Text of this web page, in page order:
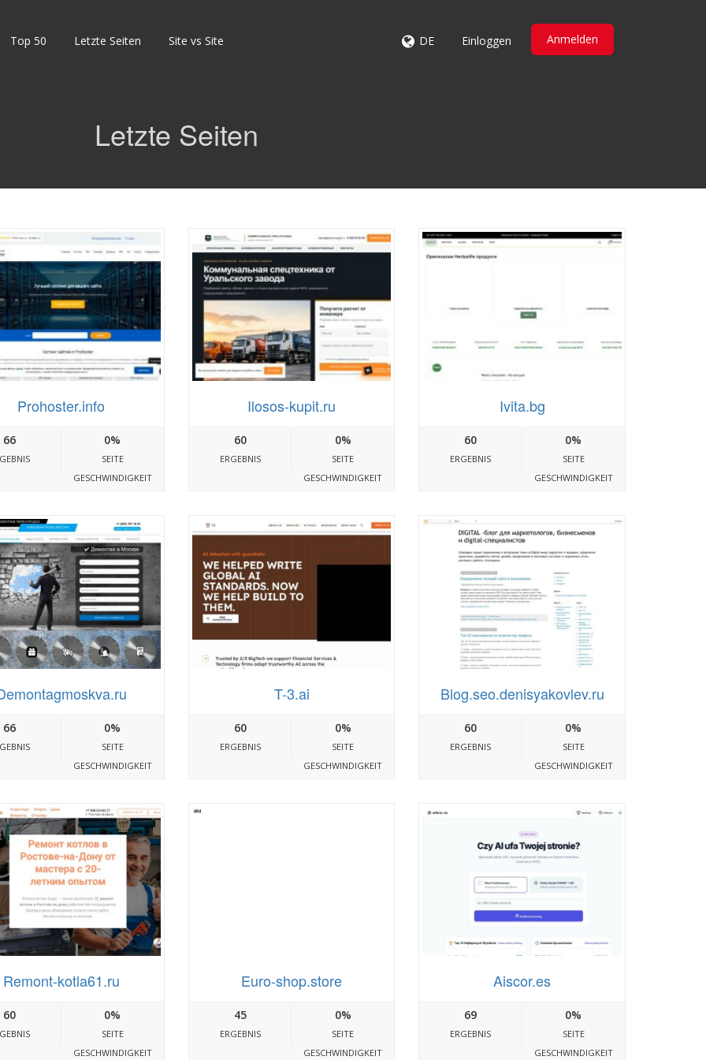
Top 50 Letzte Seiten Site vs Site DE Einloggen Anmelden
Letzte Seiten
Prohoster.info
66 0%
SEITE
GESCHWINDIGKEIT
Ilosos-kupit.ru
60
ERGEBNIS
0%
SEITE
GESCHWINDIGKEIT
Ivita.bg
60
ERGEBNIS
0%
SEITE
GESCHWINDIGKEIT
66 0%
SEITE
GESCHWINDIGKEIT
T-3.ai
60
ERGEBNIS
0%
SEITE
GESCHWINDIGKEIT
Blog.seo.denisyakovlev.ru
60
ERGEBNIS
0%
SEITE
GESCHWINDIGKEIT
Remont-kotla61.ru
60 0%
SEITE
GESCHWINDIGKEIT
Euro-shop.store
45
ERGEBNIS
0%
SEITE
GESCHWINDIGKEIT
Aiscor.es
69
ERGEBNIS
0%
SEITE
GESCHWINDIGKEIT